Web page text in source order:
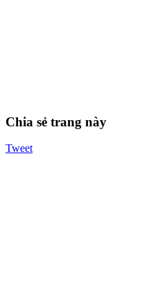
Chia sẻ trang này
Tweet